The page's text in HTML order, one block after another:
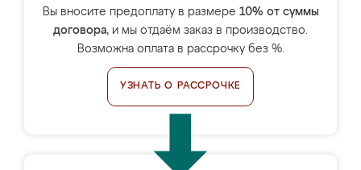
Вы вносите предоплату в размере 10% от суммы
договора, и мы отдаём заказ в производство.
Возможна оплата в рассрочку без %.
УЗНАТЬ О РАССРОЧКЕ